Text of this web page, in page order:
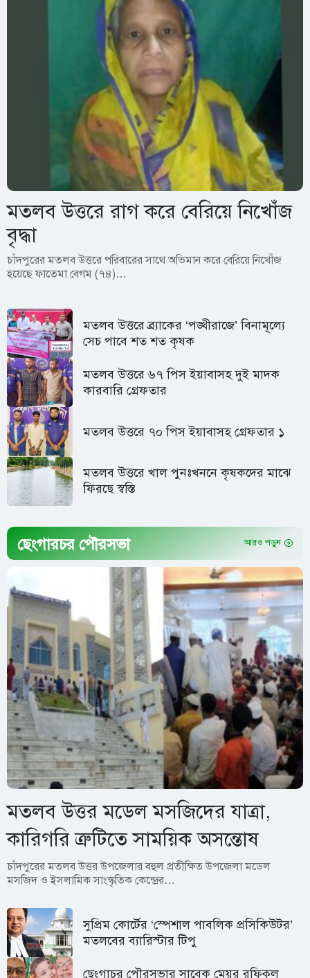
মতলব উত্তরে রাগ করে বেরিয়ে নিখোঁজ
বৃদ্ধা
চাঁদপুরের মতলব উত্তরে পরিবারের সাথে অভিমান করে বেরিয়ে নিখোঁজ
হয়েছে ফাতেমা বেগম (৭৪)…
মতলব উত্তরে ব্র্যাকের ‘পঙ্খীরাজে’ বিনামূল্যে
সেচ পাবে শত শত কৃষক
মতলব উত্তরে ৬৭ পিস ইয়াবাসহ দুই মাদক
কারবারি গ্রেফতার
মতলব উত্তরে ৭০ পিস ইয়াবাসহ গ্রেফতার ১
মতলব উত্তরে খাল পুনঃখননে কৃষকদের মাঝে
ফিরছে স্বস্তি
ছেংগারচর পৌরসভা আরও পড়ুন
মতলব উত্তর মডেল মসজিদের যাত্রা,
কারিগরি ত্রুটিতে সাময়িক অসন্তোষ
চাঁদপুরের মতলব উত্তর উপজেলার বহুল প্রতীক্ষিত উপজেলা মডেল
মসজিদ ও ইসলামিক সাংস্কৃতিক কেন্দ্রের…
সুপ্রিম কোর্টের ‘স্পেশাল পাবলিক প্রসিকিউটর’
মতলবের ব্যারিস্টার টিপু
ছেংগাচর পৌরসভার সাবেক মেয়র রফিকুল